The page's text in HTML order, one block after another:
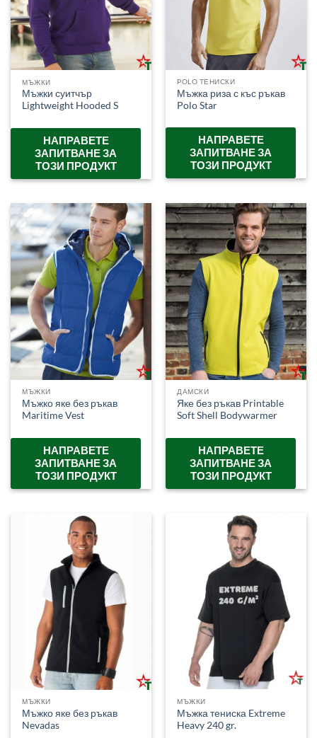
МЪЖКИ
Мъжки суитчър
Lightweight Hooded S
НАПРАВЕТЕ
ЗАПИТВАНЕ ЗА
ТОЗИ ПРОДУКТ
POLO ТЕНИСКИ
Мъжка риза с къс ръкав
Polo Star
НАПРАВЕТЕ
ЗАПИТВАНЕ ЗА
ТОЗИ ПРОДУКТ
МЪЖКИ
Мъжко яке без ръкав
Maritime Vest
НАПРАВЕТЕ
ЗАПИТВАНЕ ЗА
ТОЗИ ПРОДУКТ
ДАМСКИ
Яке без ръкав Printable
Soft Shell Bodywarmer
НАПРАВЕТЕ
ЗАПИТВАНЕ ЗА
ТОЗИ ПРОДУКТ
МЪЖКИ
Мъжко яке без ръкав
Nevadas
МЪЖКИ
Мъжка тениска Extreme
Heavy 240 gr.